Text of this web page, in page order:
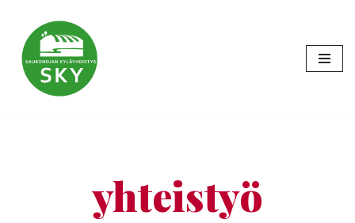
Siirry
suoraan
sisältöön
yhteistyö